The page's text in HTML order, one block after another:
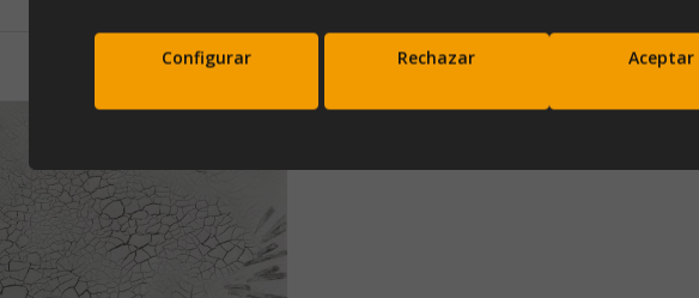
Subscríbete a nuestra newsletter y
10% de descuento en tu primera
Entérate antes que nadie de nuestras novedades y promociones
Configurar Rechazar Aceptar